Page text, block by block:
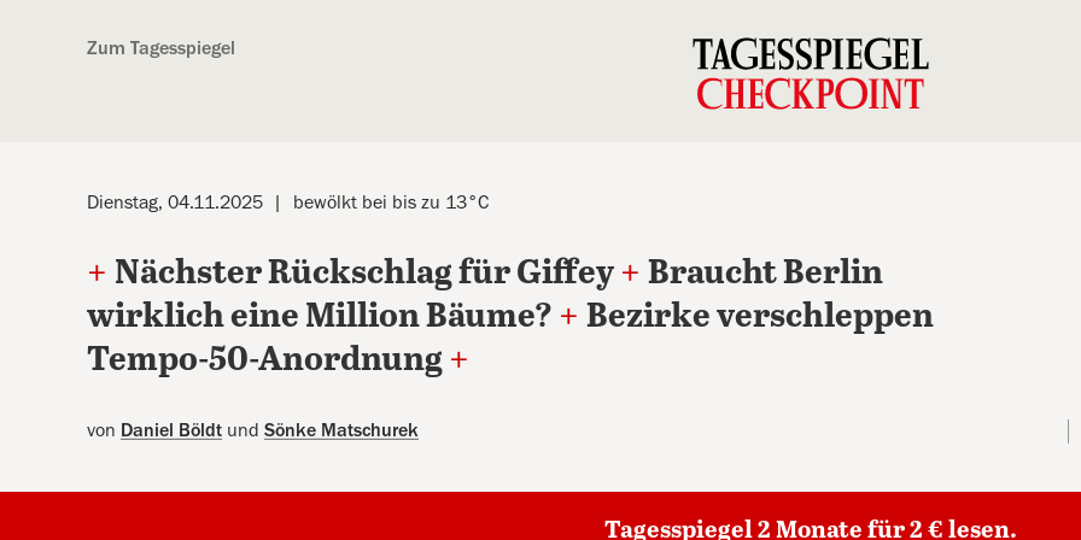
Zum Tagesspiegel
Dienstag, 04.11.2025 bewölkt bei bis zu 13°C
+ Nächster Rückschlag für Giffey + Braucht Berlin
wirklich eine Million Bäume? + Bezirke verschleppen
Tempo-50-Anordnung +
von Daniel Böldt und Sönke Matschurek
Tagesspiegel 2 Monate für 2 € lesen.